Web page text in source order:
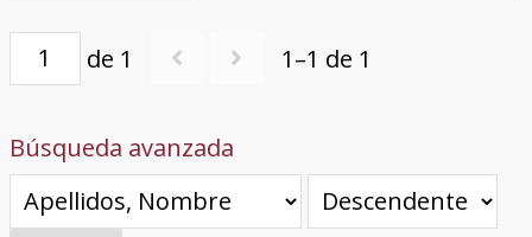
de 1 1–1 de 1
Búsqueda avanzada